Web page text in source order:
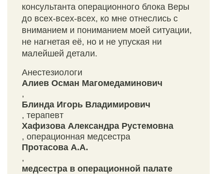
консультанта операционного блока Веры
до всех-всех-всех, ко мне отнеслись с
вниманием и пониманием моей ситуации,
не нагнетая её, но и не упуская ни
малейшей детали.
Анестезиологи
Алиев Осман Магомедаминович
,
Блинда Игорь Владимирович
, терапевт
Хафизова Александра Рустемовна
, операционная медсестра
Протасова А.А.
,
медсестра в операционной палате